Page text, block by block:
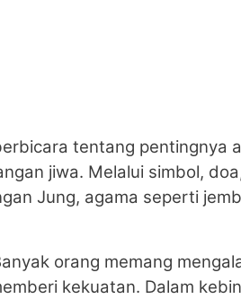
tentang
jiwa. Melalui simbol,
Jung, agama seperti
orang memang
kekuatan. Dalam